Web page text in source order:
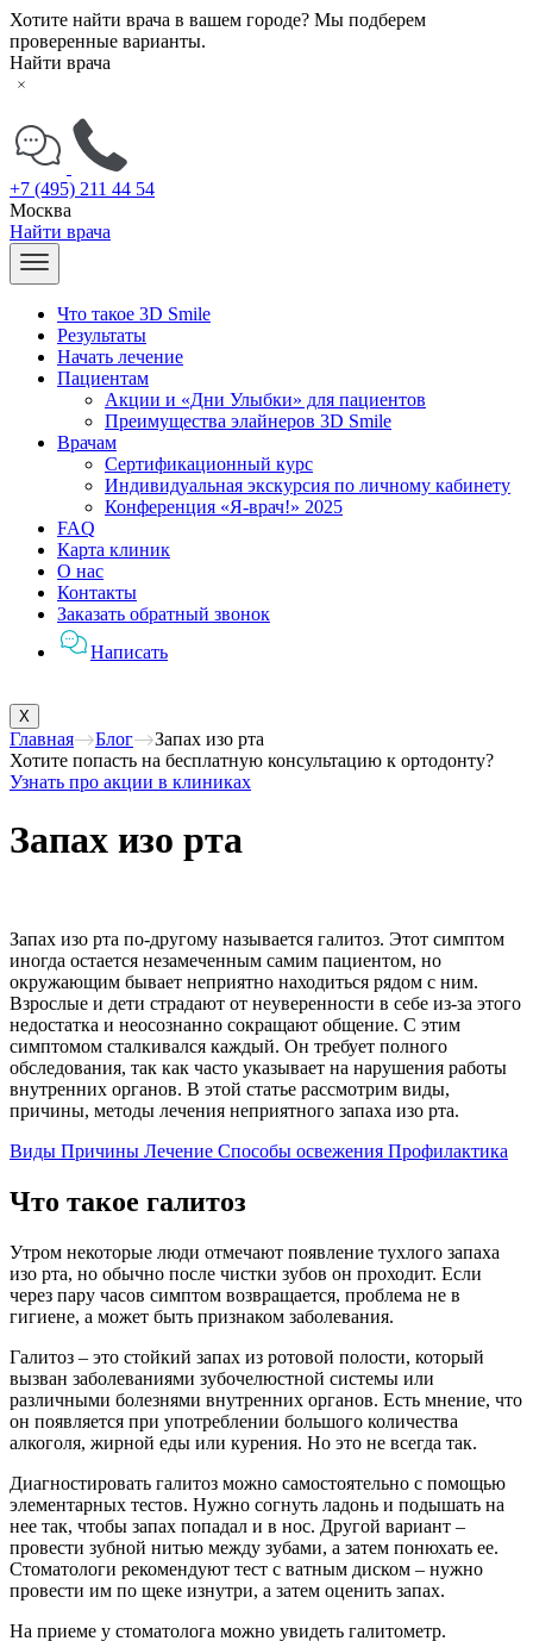
Хотите найти врача в вашем городе? Мы подберем
проверенные варианты.
Найти врача
+7 (495) 211 44 54
Москва
Найти врача
Что такое 3D Smile
Результаты
Начать лечение
Пациентам
Акции и «Дни Улыбки» для пациентов
Преимущества элайнеров 3D Smile
Врачам
Сертификационный курс
Индивидуальная экскурсия по личному кабинету
Конференция «Я-врач!» 2025
FAQ
Карта клиник
О нас
Контакты
Заказать обратный звонок
Написать
X
Главная Блог
Запах изо рта
Хотите попасть на бесплатную консультацию к ортодонту?
Узнать про акции в клиниках
Запах изо рта
Запах изо рта по-другому называется галитоз. Этот симптом
иногда остается незамеченным самим пациентом, но
окружающим бывает неприятно находиться рядом с ним.
Взрослые и дети страдают от неуверенности в себе из-за этого
недостатка и неосознанно сокращают общение. С этим
симптомом сталкивался каждый. Он требует полного
обследования, так как часто указывает на нарушения работы
внутренних органов. В этой статье рассмотрим виды,
причины, методы лечения неприятного запаха изо рта.
Виды Причины Лечение Способы освежения Профилактика
Что такое галитоз
Утром некоторые люди отмечают появление тухлого запаха
изо рта, но обычно после чистки зубов он проходит. Если
через пару часов симптом возвращается, проблема не в
гигиене, а может быть признаком заболевания.
Галитоз – это стойкий запах из ротовой полости, который
вызван заболеваниями зубочелюстной системы или
различными болезнями внутренних органов. Есть мнение, что
он появляется при употреблении большого количества
алкоголя, жирной еды или курения. Но это не всегда так.
Диагностировать галитоз можно самостоятельно с помощью
элементарных тестов. Нужно согнуть ладонь и подышать на
нее так, чтобы запах попадал и в нос. Другой вариант –
провести зубной нитью между зубами, а затем понюхать ее.
Стоматологи рекомендуют тест с ватным диском – нужно
провести им по щеке изнутри, а затем оценить запах.
На приеме у стоматолога можно увидеть галитометр.